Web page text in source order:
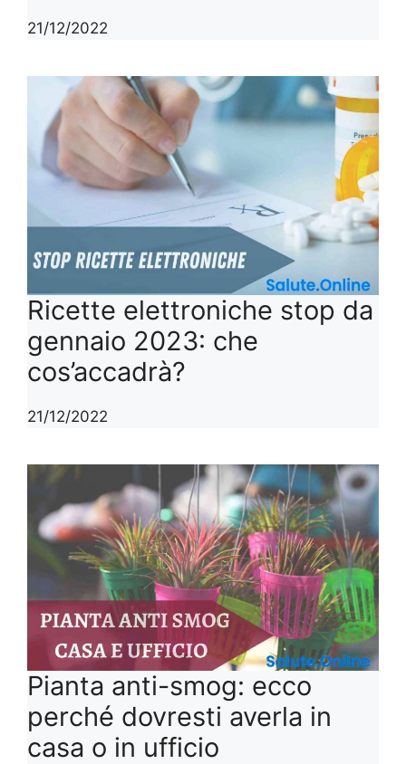
21/12/2022
Ricette elettroniche stop da
gennaio 2023: che
cos’accadrà?
21/12/2022
Pianta anti-smog: ecco
perché dovresti averla in
casa o in ufficio